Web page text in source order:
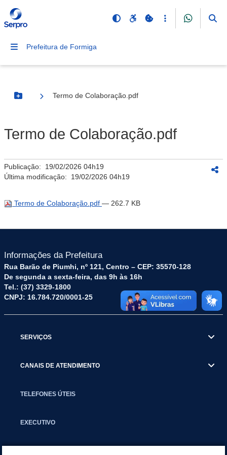
Prefeitura de Formiga
Botão Menu
Termo de Colaboração.pdf
Termo de Colaboração.pdf
Publicação: 19/02/2026 04h19
Última modificação: 19/02/2026 04h19
Termo de Colaboração.pdf — 262.7 KB
Informações da Prefeitura
Rua Barão de Piumhi, nº 121, Centro – CEP: 35570-128
De segunda a sexta-feira, das 9h às 16h
Tel.: (37) 3329-1800
CNPJ: 16.784.720/0001-25
SERVIÇOS
CANAIS DE ATENDIMENTO
TELEFONES ÚTEIS
EXECUTIVO